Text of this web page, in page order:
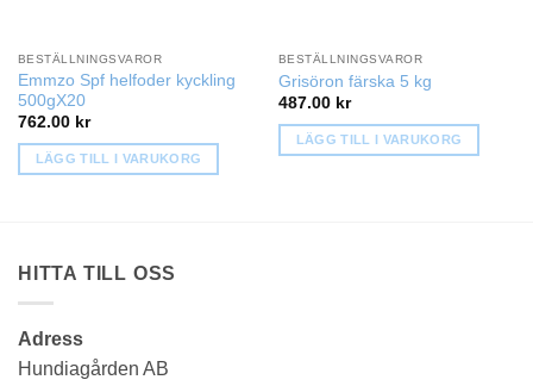
BESTÄLLNINGSVAROR
Emmzo Spf helfoder kyckling
500gX20
762.00 kr
LÄGG TILL I VARUKORG
BESTÄLLNINGSVAROR
Grisöron färska 5 kg
487.00 kr
LÄGG TILL I VARUKORG
HITTA TILL OSS
Adress
Hundiagården AB